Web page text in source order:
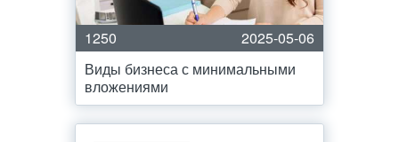
1250
2025-05-06
Виды бизнеса с минимальными
вложениями